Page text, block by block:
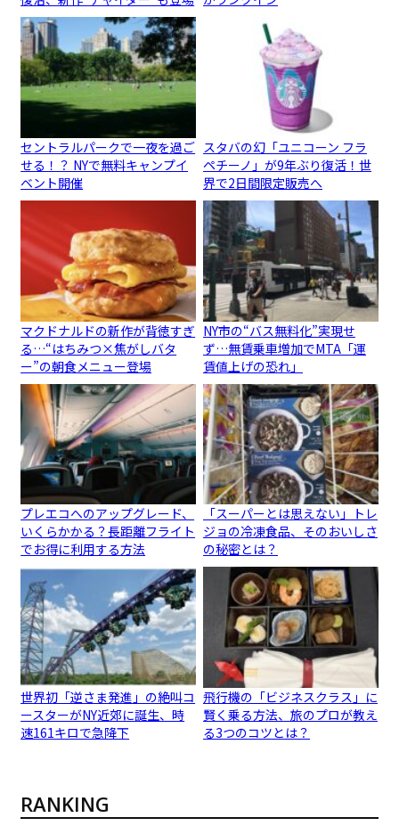
セントラルパークで一夜を過ご
せる！？ NYで無料キャンプイ
ベント開催
スタバの幻「ユニコーン フラ
ペチーノ」が9年ぶり復活！世
界で2日間限定販売へ
マクドナルドの新作が背徳すぎ
る…“はちみつ×焦がしバタ
ー”の朝食メニュー登場
NY市の“バス無料化”実現せ
ず…無賃乗車増加でMTA「運
賃値上げの恐れ」
プレエコへのアップグレード、
いくらかかる？長距離フライト
でお得に利用する方法
「スーパーとは思えない」トレ
ジョの冷凍食品、そのおいしさ
の秘密とは？
世界初「逆さま発進」の絶叫コ
ースターがNY近郊に誕生、時
速161キロで急降下
飛行機の「ビジネスクラス」に
賢く乗る方法、旅のプロが教え
る3つのコツとは？
RANKING